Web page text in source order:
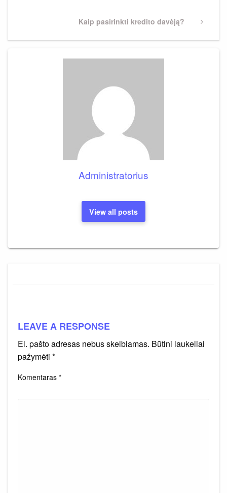
Next
Kaip pasirinkti kredito davėją?
Administratorius
View all posts
LEAVE A RESPONSE
El. pašto adresas nebus skelbiamas. Būtini laukeliai
pažymėti *
Komentaras *